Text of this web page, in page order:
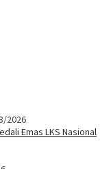
2026
Emas LKS Nasional